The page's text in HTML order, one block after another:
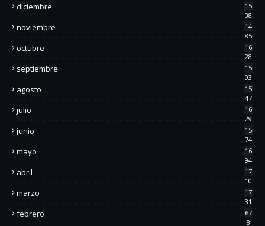
diciembre
15
38
noviembre
14
85
octubre
16
28
septiembre
15
93
agosto
15
47
julio
16
29
junio
15
74
mayo
16
94
abril
17
10
marzo
17
31
febrero
67
8